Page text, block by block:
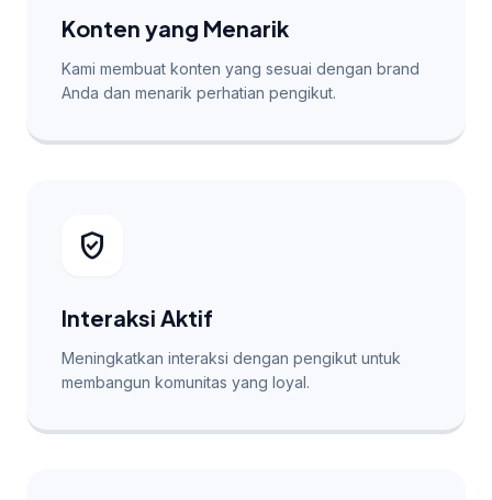
Konten yang Menarik
Kami membuat konten yang sesuai dengan brand
Anda dan menarik perhatian pengikut.
verified_user
Interaksi Aktif
Meningkatkan interaksi dengan pengikut untuk
membangun komunitas yang loyal.